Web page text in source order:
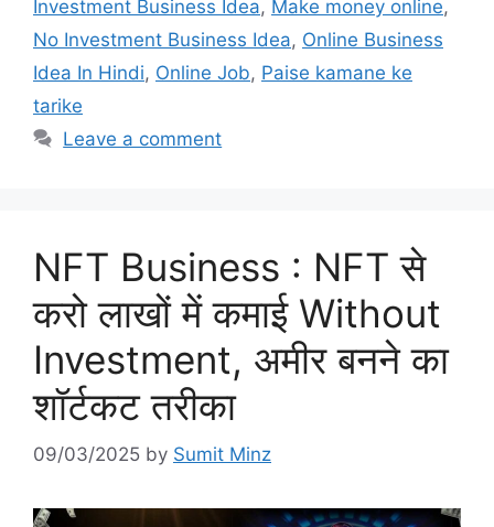
Investment Business Idea, Make money online,
No Investment Business Idea, Online Business
Idea In Hindi, Online Job, Paise kamane ke
tarike
Leave a comment
NFT Business : NFT से
करो लाखों में कमाई Without
Investment, अमीर बनने का
शॉर्टकट तरीका
09/03/2025 by Sumit Minz